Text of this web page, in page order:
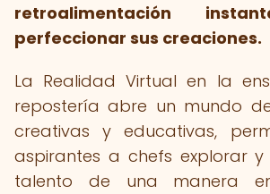
retroalimentación
perfeccionar sus creaciones.
La Realidad Virtual en la
repostería abre un mundo
creativas y educativas,
aspirantes a chefs explorar y
talento de una manera